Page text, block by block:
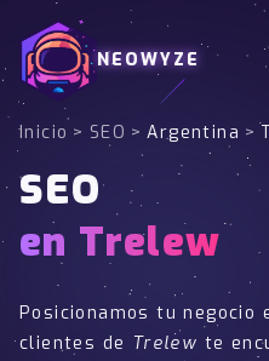
NEOWYZE
Inicio > SEO > Argentina >
SEO
en Trelew
Posicionamos tu negocio
clientes de Trelew te